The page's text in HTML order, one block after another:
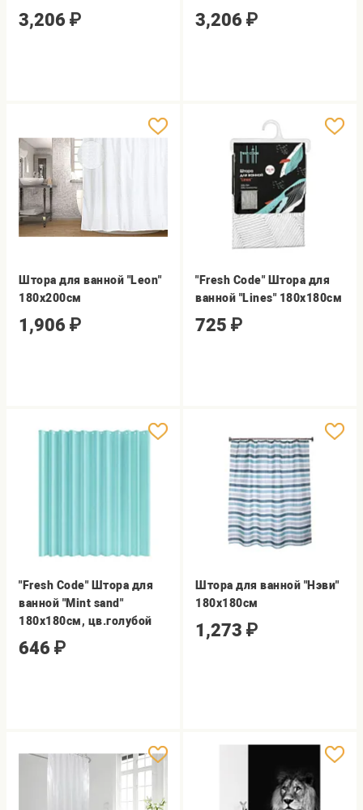
3,206 ₽ 3,206 ₽
Штора для ванной "Leon"
180х200см
1,906 ₽
"Fresh Code" Штора для
ванной "Lines" 180х180см
725 ₽
"Fresh Code" Штора для
ванной "Mint sand"
180х180см, цв.голубой
646 ₽
Штора для ванной "Нэви"
180х180см
1,273 ₽